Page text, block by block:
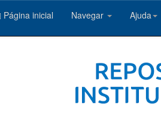
Página inicial Navegar Ajuda